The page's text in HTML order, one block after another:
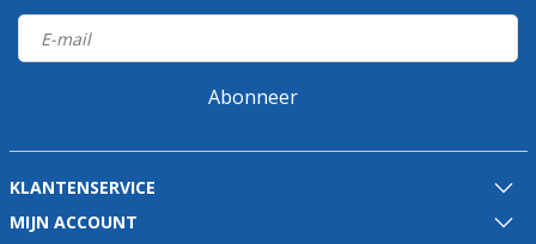
Abonneer
KLANTENSERVICE
MIJN ACCOUNT